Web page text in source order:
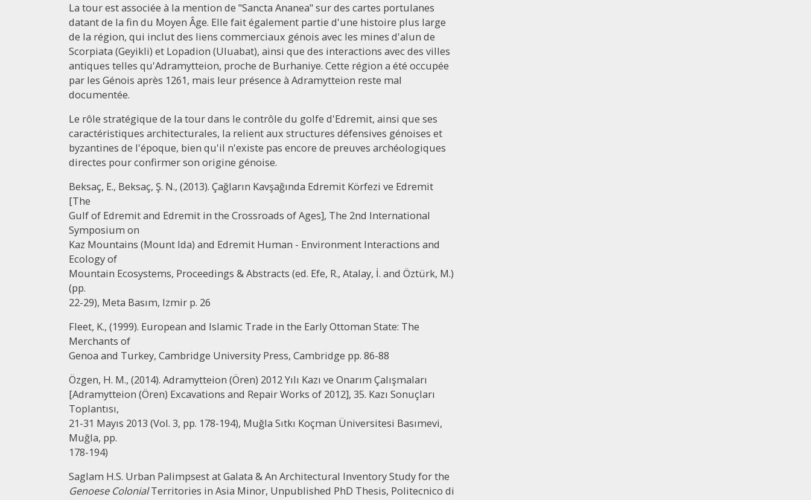
La tour est associée à la mention de "Sancta Ananea" sur des cartes portulanes
datant de la fin du Moyen Âge. Elle fait également partie d'une histoire plus large
de la région, qui inclut des liens commerciaux génois avec les mines d'alun de
Scorpiata (Geyikli) et Lopadion (Uluabat), ainsi que des interactions avec des villes
antiques telles qu'Adramytteion, proche de Burhaniye. Cette région a été occupée
par les Génois après 1261, mais leur présence à Adramytteion reste mal
documentée.
Le rôle stratégique de la tour dans le contrôle du golfe d'Edremit, ainsi que ses
caractéristiques architecturales, la relient aux structures défensives génoises et
byzantines de l'époque, bien qu'il n'existe pas encore de preuves archéologiques
directes pour confirmer son origine génoise.
Beksaç, E., Beksaç, Ş. N., (2013). Çağların Kavşağında Edremit Körfezi ve Edremit
[The
Gulf of Edremit and Edremit in the Crossroads of Ages], The 2nd International
Symposium on
Kaz Mountains (Mount Ida) and Edremit Human - Environment Interactions and
Ecology of
Mountain Ecosystems, Proceedings & Abstracts (ed. Efe, R., Atalay, İ. and Öztürk, M.)
(pp.
22-29), Meta Basım, Izmir p. 26
Fleet, K., (1999). European and Islamic Trade in the Early Ottoman State: The
Merchants of
Genoa and Turkey, Cambridge University Press, Cambridge pp. 86-88
Özgen, H. M., (2014). Adramytteion (Ören) 2012 Yılı Kazı ve Onarım Çalışmaları
[Adramytteion (Ören) Excavations and Repair Works of 2012], 35. Kazı Sonuçları
Toplantısı,
21-31 Mayıs 2013 (Vol. 3, pp. 178-194), Muğla Sıtkı Koçman Üniversitesi Basımevi,
Muğla, pp.
178-194)
Saglam H.S. Urban Palimpsest at Galata & An Architectural Inventory Study for the
Genoese ColonialTerritories in Asia Minor, Unpublished PhD Thesis, Politecnico di